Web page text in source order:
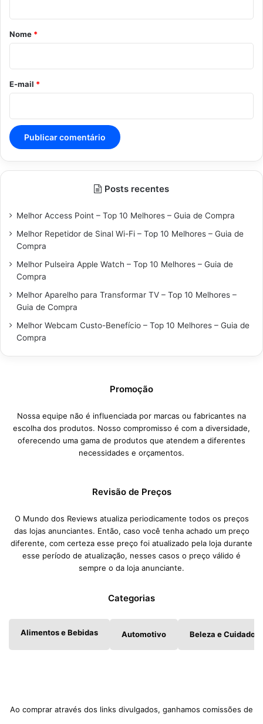
r
o
*
Nome *
E-mail *
Posts recentes
Melhor Access Point – Top 10 Melhores – Guia de Compra
Melhor Repetidor de Sinal Wi-Fi – Top 10 Melhores – Guia de
Compra
Melhor Pulseira Apple Watch – Top 10 Melhores – Guia de
Compra
Melhor Aparelho para Transformar TV – Top 10 Melhores –
Guia de Compra
Melhor Webcam Custo-Benefício – Top 10 Melhores – Guia de
Compra
Promoção
Nossa equipe não é influenciada por marcas ou fabricantes na
escolha dos produtos. Nosso compromisso é com a diversidade,
oferecendo uma gama de produtos que atendem a diferentes
necessidades e orçamentos.
Revisão de Preços
O Mundo dos Reviews atualiza periodicamente todos os preços
das lojas anunciantes. Então, caso você tenha achado um preço
diferente, com certeza esse preço foi atualizado pela loja durante
esse período de atualização, nesses casos o preço válido é
sempre o da loja anunciante.
Categorias
Alimentos e Bebidas Automotivo Beleza e Cuidados
Ao comprar através dos links divulgados, ganhamos comissões de